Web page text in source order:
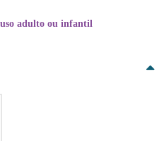
adulto ou infantil